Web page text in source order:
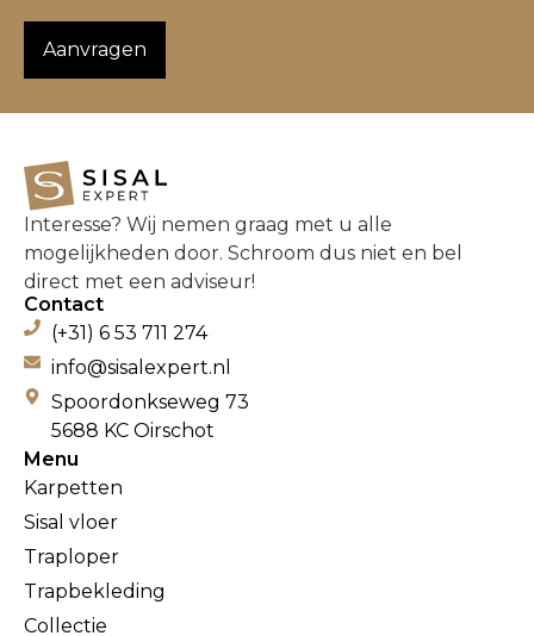
Interesse? Wij nemen graag met u alle
mogelijkheden door. Schroom dus niet en bel
direct met een adviseur!
Menu
Karpetten
Sisal vloer
Traploper
Trapbekleding
Collectie
Contact
(+31) 6 53 711 274
info@sisalexpert.nl
Spoordonkseweg 73
5688 KC Oirschot